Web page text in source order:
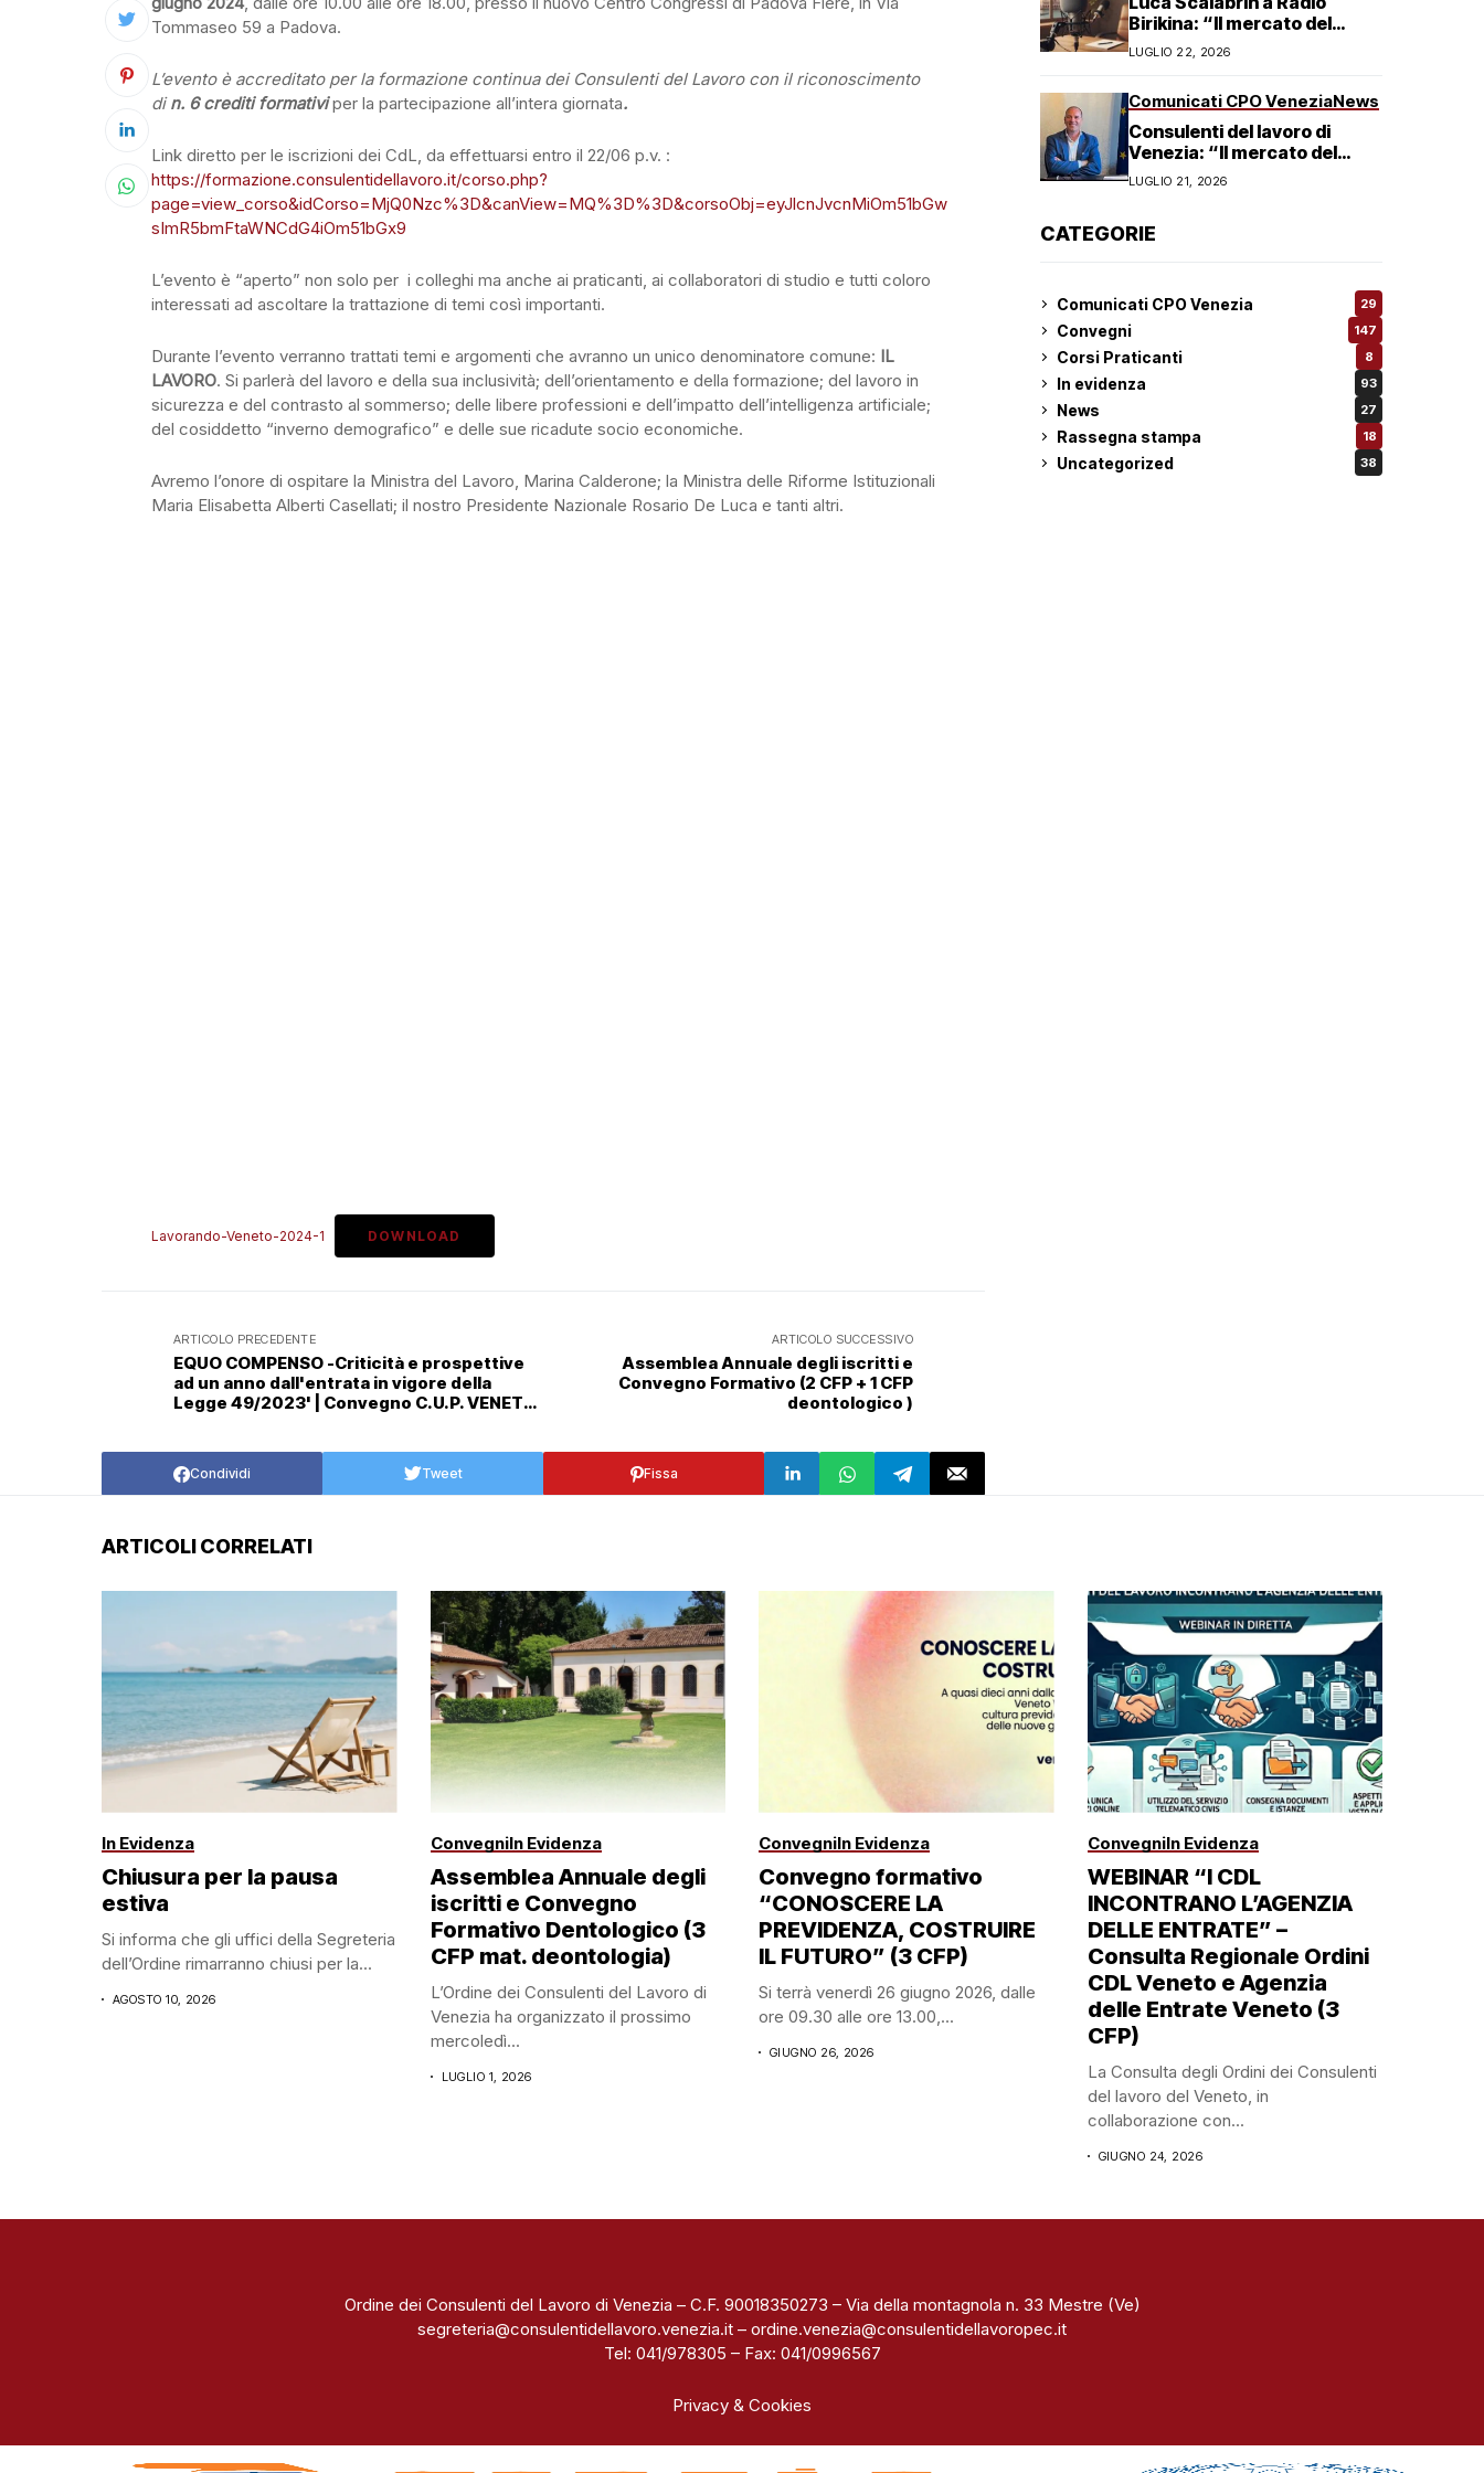
Tommaseo 59 a Padova.
L’evento è accreditato per la formazione continua dei Consulenti del Lavoro con il riconoscimento
din. 6 crediti formativiper la partecipazione all’intera giornata.
Link diretto per le iscrizioni dei CdL, da effettuarsi entro il 22/06 p.v. :
https://formazione.consulentidellavoro.it/corso.php?
page=view_corso&idCorso=MjQ0Nzc%3D&canView=MQ%3D%3D&corsoObj=eyJlcnJvcnMiOm51bGw
sImR5bmFtaWNCdG4iOm51bGx9
L’evento è “aperto” non solo per i colleghi ma anche ai praticanti, ai collaboratori di studio e tutti coloro
interessati ad ascoltare la trattazione di temi così importanti.
Durante l’evento verranno trattati temi e argomenti che avranno un unico denominatore comune: IL
LAVORO. Si parlerà del lavoro e della sua inclusività; dell’orientamento e della formazione; del lavoro in
sicurezza e del contrasto al sommerso; delle libere professioni e dell’impatto dell’intelligenza artificiale;
del cosiddetto “inverno demografico” e delle sue ricadute socio economiche.
Avremo l’onore di ospitare la Ministra del Lavoro, Marina Calderone; la Ministra delle Riforme Istituzionali
Maria Elisabetta Alberti Casellati; il nostro Presidente Nazionale Rosario De Luca e tanti altri.
Lavorando-Veneto-2024-1 DOWNLOAD
ARTICOLO PRECEDENTE
EQUO COMPENSO -Criticità e prospettive
ad un anno dall'entrata in vigore della
Legge 49/2023' | Convegno C.U.P. VENETO
ARTICOLO SUCCESSIVO
Assemblea Annuale degli iscritti e
Convegno Formativo (2 CFP + 1 CFP
deontologico )
Condividi Tweet Fissa
Birikina: “Il mercato del
lavoro in Veneto è in
trasformazione”
LUGLIO 22, 2026
Comunicati CPO VeneziaNews
Consulenti del lavoro di
Venezia: “Il mercato del
lavoro non è in crisi ma in
trasformazione, serve
LUGLIO 21, 2026
CATEGORIE
Comunicati CPO Venezia 29
Convegni 147
Corsi Praticanti 8
In evidenza 93
News 27
Rassegna stampa 18
Uncategorized 38
ARTICOLI CORRELATI
In Evidenza
Chiusura per la pausa
estiva
Si informa che gli uffici della Segreteria
dell’Ordine rimarranno chiusi per la...
AGOSTO 10, 2026
ConvegniIn Evidenza
Assemblea Annuale degli
iscritti e Convegno
Formativo Dentologico (3
CFP mat. deontologia)
L’Ordine dei Consulenti del Lavoro di
Venezia ha organizzato il prossimo
mercoledì...
LUGLIO 1, 2026
ConvegniIn Evidenza
Convegno formativo
“CONOSCERE LA
PREVIDENZA, COSTRUIRE
IL FUTURO” (3 CFP)
Si terrà venerdì 26 giugno 2026, dalle
ore 09.30 alle ore 13.00,...
GIUGNO 26, 2026
ConvegniIn Evidenza
WEBINAR “I CDL
INCONTRANO L’AGENZIA
DELLE ENTRATE” –
Consulta Regionale Ordini
CDL Veneto e Agenzia
delle Entrate Veneto (3
CFP)
La Consulta degli Ordini dei Consulenti
del lavoro del Veneto, in
collaborazione con...
GIUGNO 24, 2026
Ordine dei Consulenti del Lavoro di Venezia – C.F. 90018350273 – Via della montagnola n. 33 Mestre (Ve)
segreteria@consulentidellavoro.venezia.it – ordine.venezia@consulentidellavoropec.it
Tel: 041/978305 – Fax: 041/0996567
Privacy & Cookies